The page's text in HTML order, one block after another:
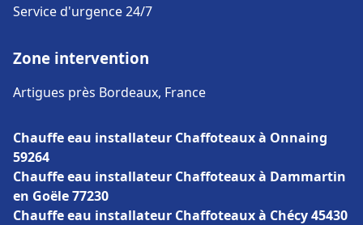
Service d'urgence 24/7
Zone intervention
Artigues près Bordeaux, France
Chauffe eau installateur Chaffoteaux à Onnaing
59264
Chauffe eau installateur Chaffoteaux à Dammartin
en Goële 77230
Chauffe eau installateur Chaffoteaux à Chécy 45430